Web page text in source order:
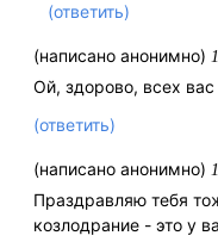
(ответить)
(написано анонимно)
Ой, здорово, всех
(ответить)
(написано анонимно)
Праздравляю тебя
козлодрание - это у